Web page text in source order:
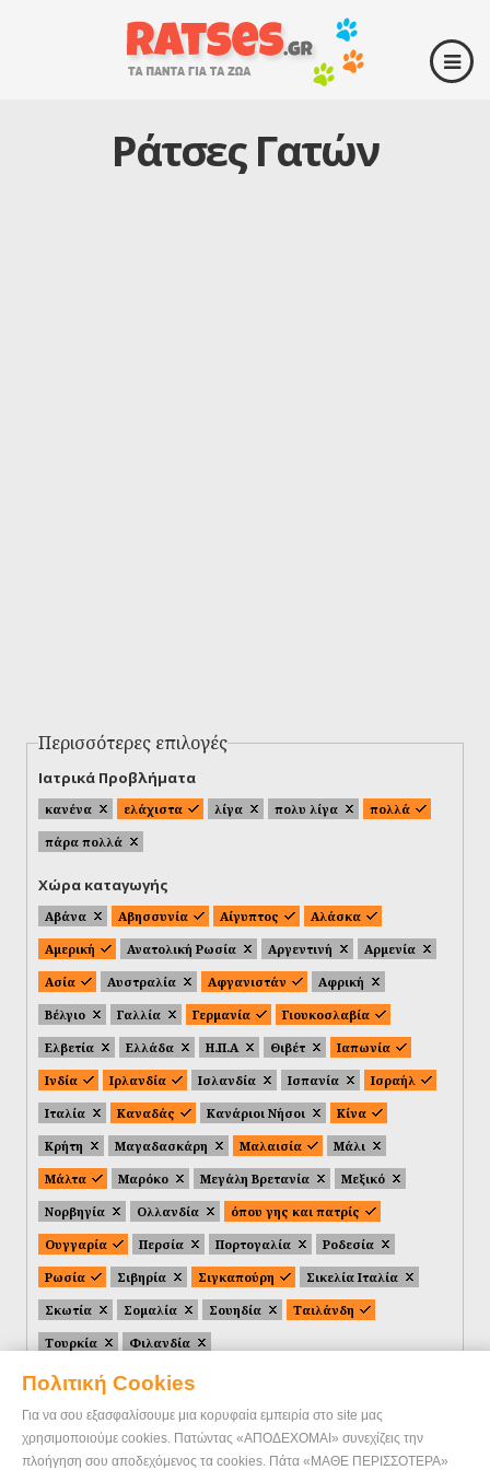
Πολιτική Cookies
Για να σου εξασφαλίσουμε μια κορυφαία εμπειρία στο site μας
χρησιμοποιούμε cookies. Πατώντας «ΑΠΟΔΕΧΟΜΑΙ» συνεχίζεις την
πλοήγηση σου αποδεχόμενος τα cookies. Πάτα «ΜΑΘΕ ΠΕΡΙΣΣΟΤΕΡΑ»
Ράτσες Γατών
Περισσότερες επιλογές
Ιατρικά Προβλήματα
κανένα ελάχιστα λίγα πολυ λίγα
πολλά
πάρα πολλά
Χώρα καταγωγής
Αβάνα Αβησσυνία Αίγυπτος
Αλάσκα
Αμερική
Ανατολική Ρωσία Αργεντινή
Αρμενία
Ασία
Αυστραλία Αφγανιστάν
Αφρική
Βέλγιο
Γαλλία Γερμανία
Γιουκοσλαβία
Ελβετία
Ελλάδα Η.Π.Α Θιβέτ
Ιαπωνία
Ινδία
Ιρλανδία Ισλανδία Ισπανία
Ισραήλ
Ιταλία
Καναδάς Κανάριοι Νήσοι
Κίνα
Κρήτη
Μαγαδασκάρη Μαλαισία
Μάλι
Μάλτα
Μαρόκο Μεγάλη Βρετανία
Μεξικό
Νορβηγία
Ολλανδία
όπου γης και πατρίς
Ουγγαρία
Περσία Πορτογαλία
Ροδεσία
Ρωσία
Σιβηρία Σιγκαπούρη
Σικελία Ιταλία
Σκωτία
Σομαλία Σουηδία
Ταιλάνδη
Τουρκία
Φιλανδία